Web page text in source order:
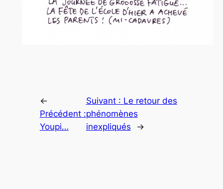
←
Précédent :
Youpi…
Suivant : Le retour des
phénomènes
inexpliqués
→